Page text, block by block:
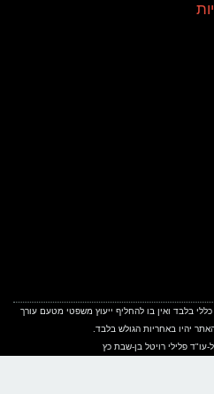
בלבד ואין בו להחליף ייעוץ משפטי מטעם עורך
יהיו באחריות הגולש בלבד.
עו"ד פלילי רויטל בן-שבת כץ